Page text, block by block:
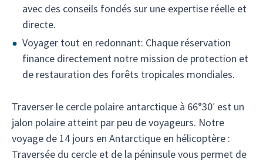
avec des conseils fondés sur une expertise réelle et
directe.
Voyager tout en redonnant: Chaque réservation
finance directement notre mission de protection et
de restauration des forêts tropicales mondiales.
Traverser le cercle polaire antarctique à 66°30′ est un
jalon polaire atteint par peu de voyageurs. Notre
voyage de 14 jours en Antarctique en hélicoptère :
Traversée du cercle et de la péninsule vous permet de